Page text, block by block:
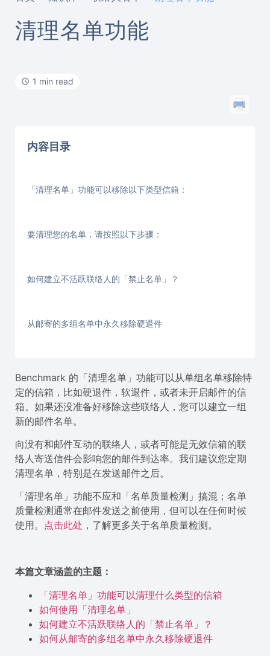
清理名单功能
1 min read
内容目录
「清理名单」功能可以移除以下类型信箱：
要清理您的名单，请按照以下步骤：
如何建立不活跃联络人的「禁止名单」？
从邮寄的多组名单中永久移除硬退件
Benchmark 的「清理名单」功能可以从单组名单移除特
定的信箱，比如硬退件，软退件，或者未开启邮件的信
箱。如果还没准备好移除这些联络人，您可以建立一组
新的邮件名单。
向没有和邮件互动的联络人，或者可能是无效信箱的联
络人寄送信件会影响您的邮件到达率。我们建议您定期
清理名单，特别是在发送邮件之后。
「清理名单」功能不应和「名单质量检测」搞混；名单
质量检测通常在邮件发送之前使用，但可以在任何时候
使用。 点击此处 ，了解更多关于名单质量检测。
本篇文章涵盖的主题：
「清理名单」功能可以清理什么类型的信箱
如何使用「清理名单」
如何建立不活跃联络人的「禁止名单」？
如何从邮寄的多组名单中永久移除硬退件